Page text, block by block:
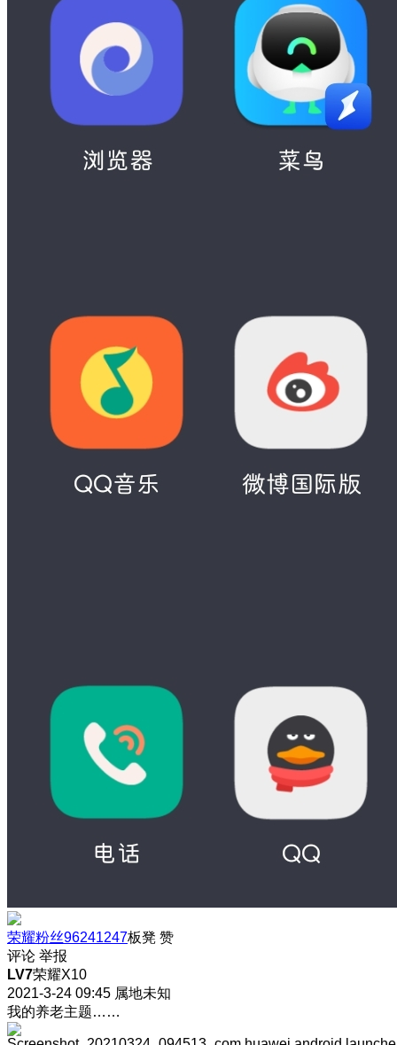
荣耀粉丝96241247板凳 赞
评论 举报
LV7荣耀X10
2021-3-24 09:45 属地未知
我的养老主题……